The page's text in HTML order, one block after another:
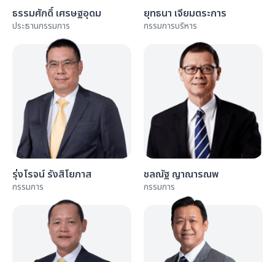
ธรรมศักดิ์ เศรษฐอุดม
ประธานกรรมการ
ยุทธนา เจียมตระการ
กรรมการบริหาร
รุ่งโรจน์ รังสิโยภาส
กรรมการ
ชลณัฐ ญาณารณพ
กรรมการ